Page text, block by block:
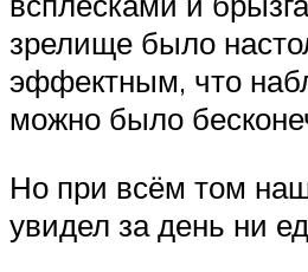
зрелище было
эффектным, что
можно было
Но при всём том
увидел за день ни